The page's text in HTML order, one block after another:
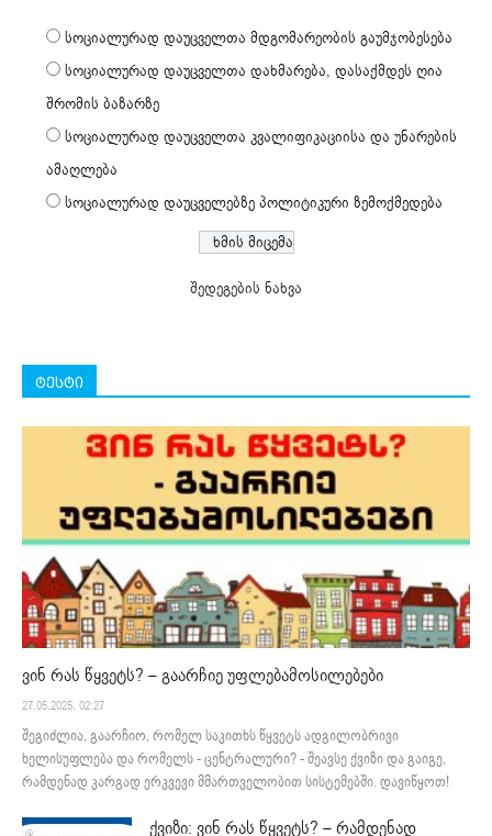
სოციალურად დაუცველთა მდგომარეობის გაუმჯობესება
სოციალურად დაუცველთა დახმარება, დასაქმდეს ღია
შრომის ბაზარზე
სოციალურად დაუცველთა კვალიფიკაციისა და უნარების
ამაღლება
სოციალურად დაუცველებზე პოლიტიკური ზემოქმედება
შედეგების ნახვა
ტესტი
ვინ რას წყვეტს? – გაარჩიე უფლებამოსილებები
27.05.2025. 02:27
შეგიძლია, გაარჩიო, რომელ საკითხს წყვეტს ადგილობრივი
ხელისუფლება და რომელს - ცენტრალური? - შეავსე ქვიზი და გაიგე,
რამდენად კარგად ერკვევი მმართველობით სისტემებში. დავიწყოთ!
ქვიზი: ვინ რას წყვეტს? – რამდენად